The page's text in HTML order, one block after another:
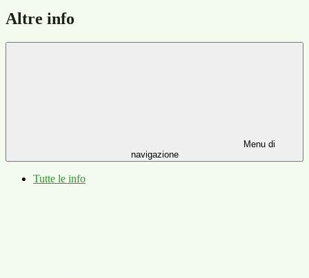
Altre info
Menu di
navigazione
Tutte le info